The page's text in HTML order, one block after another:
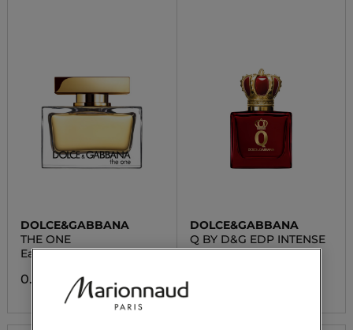
DOLCE&GABBANA
THE ONE
Eau de Parfum
0.00 CHF
DOLCE&GABBANA
Q BY D&G EDP INTENSE
Eau De Parfum